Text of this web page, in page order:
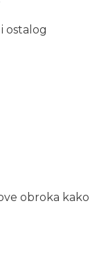
ostalog
obroka kako